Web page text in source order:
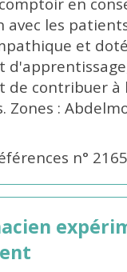
avec les
et
de contribuer
Zones :
n°